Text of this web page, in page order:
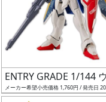
ト
レ
ー
タ
ー
ENTRY GRADE 1/144
メーカー希望小売価格 1,760円 / 発売日